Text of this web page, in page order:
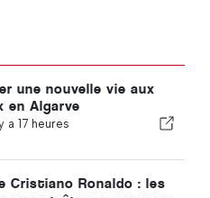
une nouvelle vie aux
en Algarve
a 17 heures
Cristiano Ronaldo : les